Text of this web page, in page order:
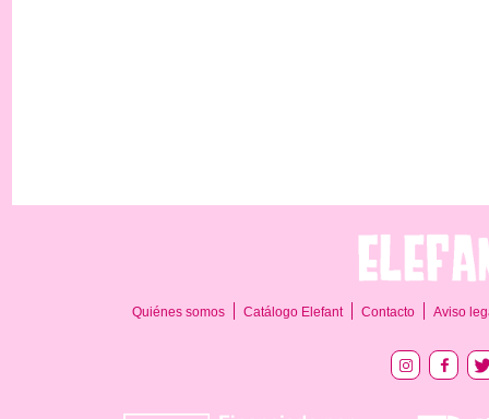
Quiénes somos Catálogo Elefant Contacto Aviso